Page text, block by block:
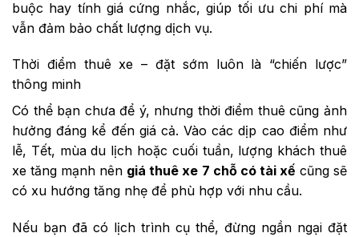
buộc hay tính giá cứng nhắc, giúp tối ưu chi phí mà
vẫn đảm bảo chất lượng dịch vụ.
Thời điểm thuê xe – đặt sớm luôn là “chiến lược”
thông minh
Có thể bạn chưa để ý, nhưng thời điểm thuê cũng ảnh
hưởng đáng kể đến giá cả. Vào các dịp cao điểm như
lễ, Tết, mùa du lịch hoặc cuối tuần, lượng khách thuê
xe tăng mạnh nên giá thuê xe 7 chỗ có tài xế cũng sẽ
có xu hướng tăng nhẹ để phù hợp với nhu cầu.
Nếu bạn đã có lịch trình cụ thể, đừng ngần ngại đặt